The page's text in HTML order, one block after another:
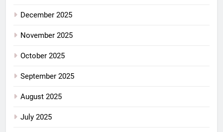
December 2025
November 2025
October 2025
September 2025
August 2025
July 2025